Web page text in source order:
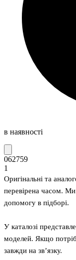
в наявності
062759
1
Оригінальні та
перевірена часом.
допомогу в підборі.
У каталозі
моделей. Якщо
завжди на зв’язку.